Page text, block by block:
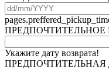
Укажите дату возврата!
ПРЕДПОЧТИТЕЛЬНАЯ